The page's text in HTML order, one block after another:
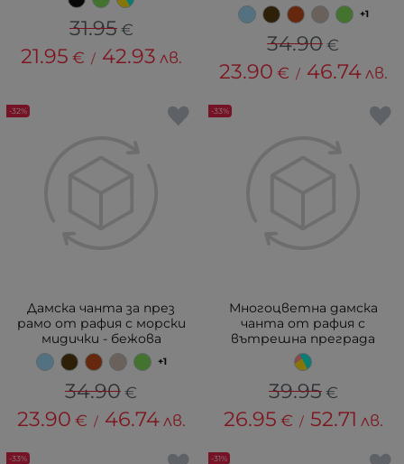
31.95 €
21.95 € / 42.93 лв.
+1
34.90€
23.90 € / 46.74 лв.
Дамска чанта за през
рамо от рафия с морски
мидички - бежова
+1
34.90€
23.90 € / 46.74 лв.
-32%
Многоцветна дамска
чанта от рафия с
вътрешна преграда
39.95 €
26.95 € / 52.71 лв.
-33%
-33% -31%